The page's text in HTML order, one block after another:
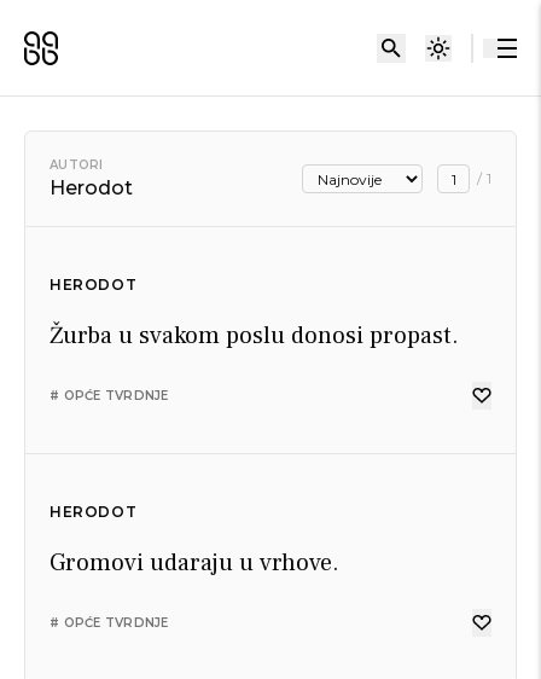
AUTORI
Herodot / 1
HERODOT
Žurba u svakom poslu donosi propast.
# OPĆE TVRDNJE
HERODOT
Gromovi udaraju u vrhove.
# OPĆE TVRDNJE